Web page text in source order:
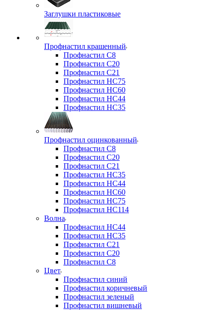
Заглушки пластиковые
Профнастил крашенный
Профнастил С8
Профнастил С20
Профнастил С21
Профнастил НС75
Профнастил НС60
Профнастил НС44
Профнастил НС35
Профнастил оцинкованный
Профнастил С8
Профнастил С20
Профнастил С21
Профнастил НС35
Профнастил НС44
Профнастил НС60
Профнастил НС75
Профнастил НС114
Волна
Профнастил НС44
Профнастил НС35
Профнастил С21
Профнастил С20
Профнастил С8
Цвет
Профнастил синий
Профнастил коричневый
Профнастил зеленый
Профнастил вишневый